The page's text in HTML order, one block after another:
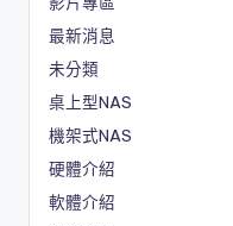
最新消息
未分類
桌上型NAS
機架式NAS
硬體介紹
軟體介紹